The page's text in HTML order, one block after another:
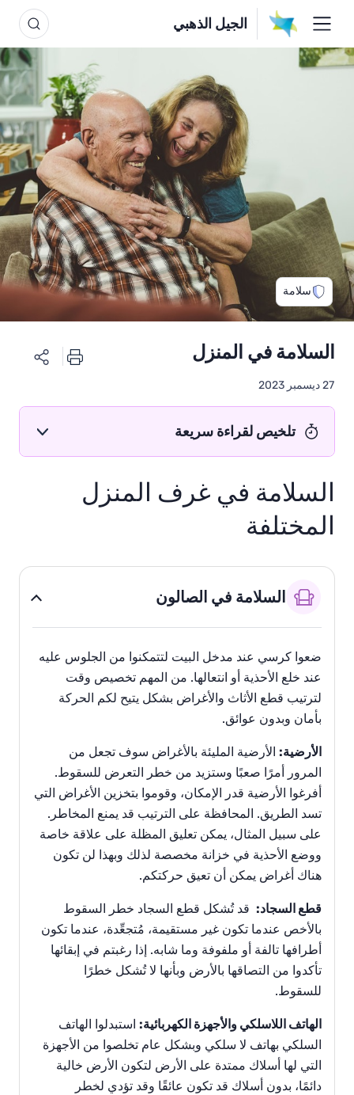
الجيل الذهبي
سلامة
السلامة في المنزل
27 ديسمبر 2023
تلخيص لقراءة سريعة
السلامة في غرف المنزل
المختلفة
السلامة في الصالون
ضعوا كرسي عند مدخل البيت لتتمكنوا من الجلوس عليه
عند خلع الأحذية أو انتعالها. من المهم تخصيص وقت
لترتيب قطع الأثاث والأغراض بشكل يتيح لكم الحركة
بأمان وبدون عوائق.
الأرضية: الأرضية المليئة بالأغراض سوف تجعل من
المرور أمرًا صعبًا وستزيد من خطر التعرض للسقوط.
أفرغوا الأرضية قدر الإمكان، وقوموا بتخزين الأغراض التي
تسد الطريق. المحافظة على الترتيب قد يمنع المخاطر.
على سبيل المثال، يمكن تعليق المظلة على علاقة خاصة
ووضع الأحذية في خزانة مخصصة لذلك وبهذا لن تكون
هناك أغراض يمكن أن تعيق حركتكم.
قطع السجاد: قد تُشكل قطع السجاد خطر السقوط
بالأخص عندما تكون غير مستقيمة، مُتجعِّدة، عندما تكون
أطرافها تالفة أو ملفوفة وما شابه. إذا رغبتم في إبقائها
تأكدوا من التصاقها بالأرض وبأنها لا تُشكل خطرًا
للسقوط.
الهاتف اللاسلكي والأجهزة الكهربائية: استبدلوا الهاتف
السلكي بهاتف لا سلكي وبشكل عام تخلصوا من الأجهزة
التي لها أسلاك ممتدة على الأرض لتكون الأرض خالية
دائمًا، بدون أسلاك قد تكون عائقًا وقد تؤدي لخطر